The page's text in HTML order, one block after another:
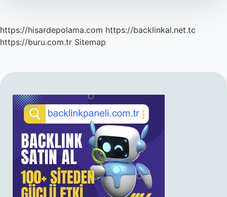
https://hisardepolama.com https://backlinkal.net.tc
https://buru.com.tr Sitemap
SIDEBAR